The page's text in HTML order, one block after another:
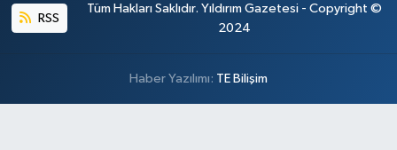
RSS
Tüm Hakları Saklıdır. Yıldırım Gazetesi - Copyright ©
2024
Haber Yazılımı: TE Bilişim